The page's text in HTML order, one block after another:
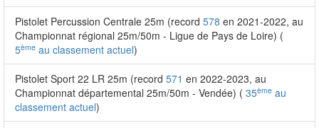
Pistolet Percussion Centrale 25m (record 578 en 2021-2022, au
Championnat régional 25m/50m - Ligue de Pays de Loire) (
5ème au classement actuel)
Pistolet Sport 22 LR 25m (record 571 en 2022-2023, au
Championnat départemental 25m/50m - Vendée) ( 35ème au
classement actuel)